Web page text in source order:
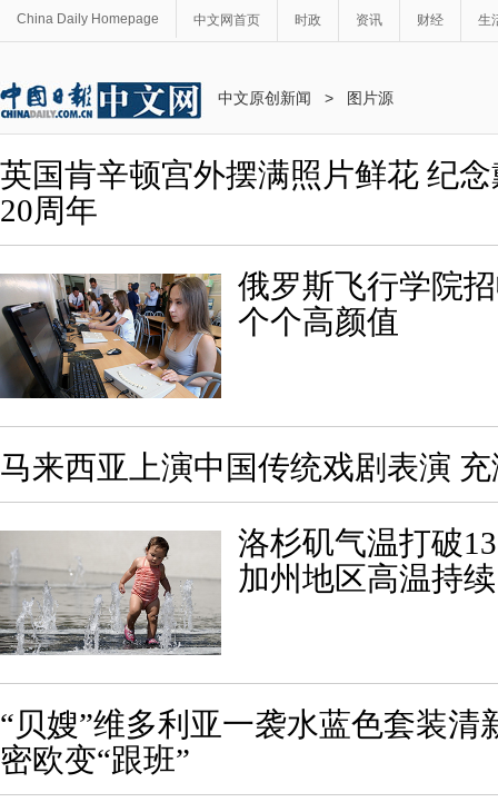
China Daily Homepage 中文网首页 时政 资讯 财经 生
中文原创新闻 > 图片源
英国肯辛顿宫外摆满照片鲜花 纪
20周年
俄罗斯飞行学院
个个高颜值
马来西亚上演中国传统戏剧表演
洛杉矶气温打破
加州地区高温持续
“贝嫂”维多利亚一袭水蓝色套装清
密欧变“跟班”